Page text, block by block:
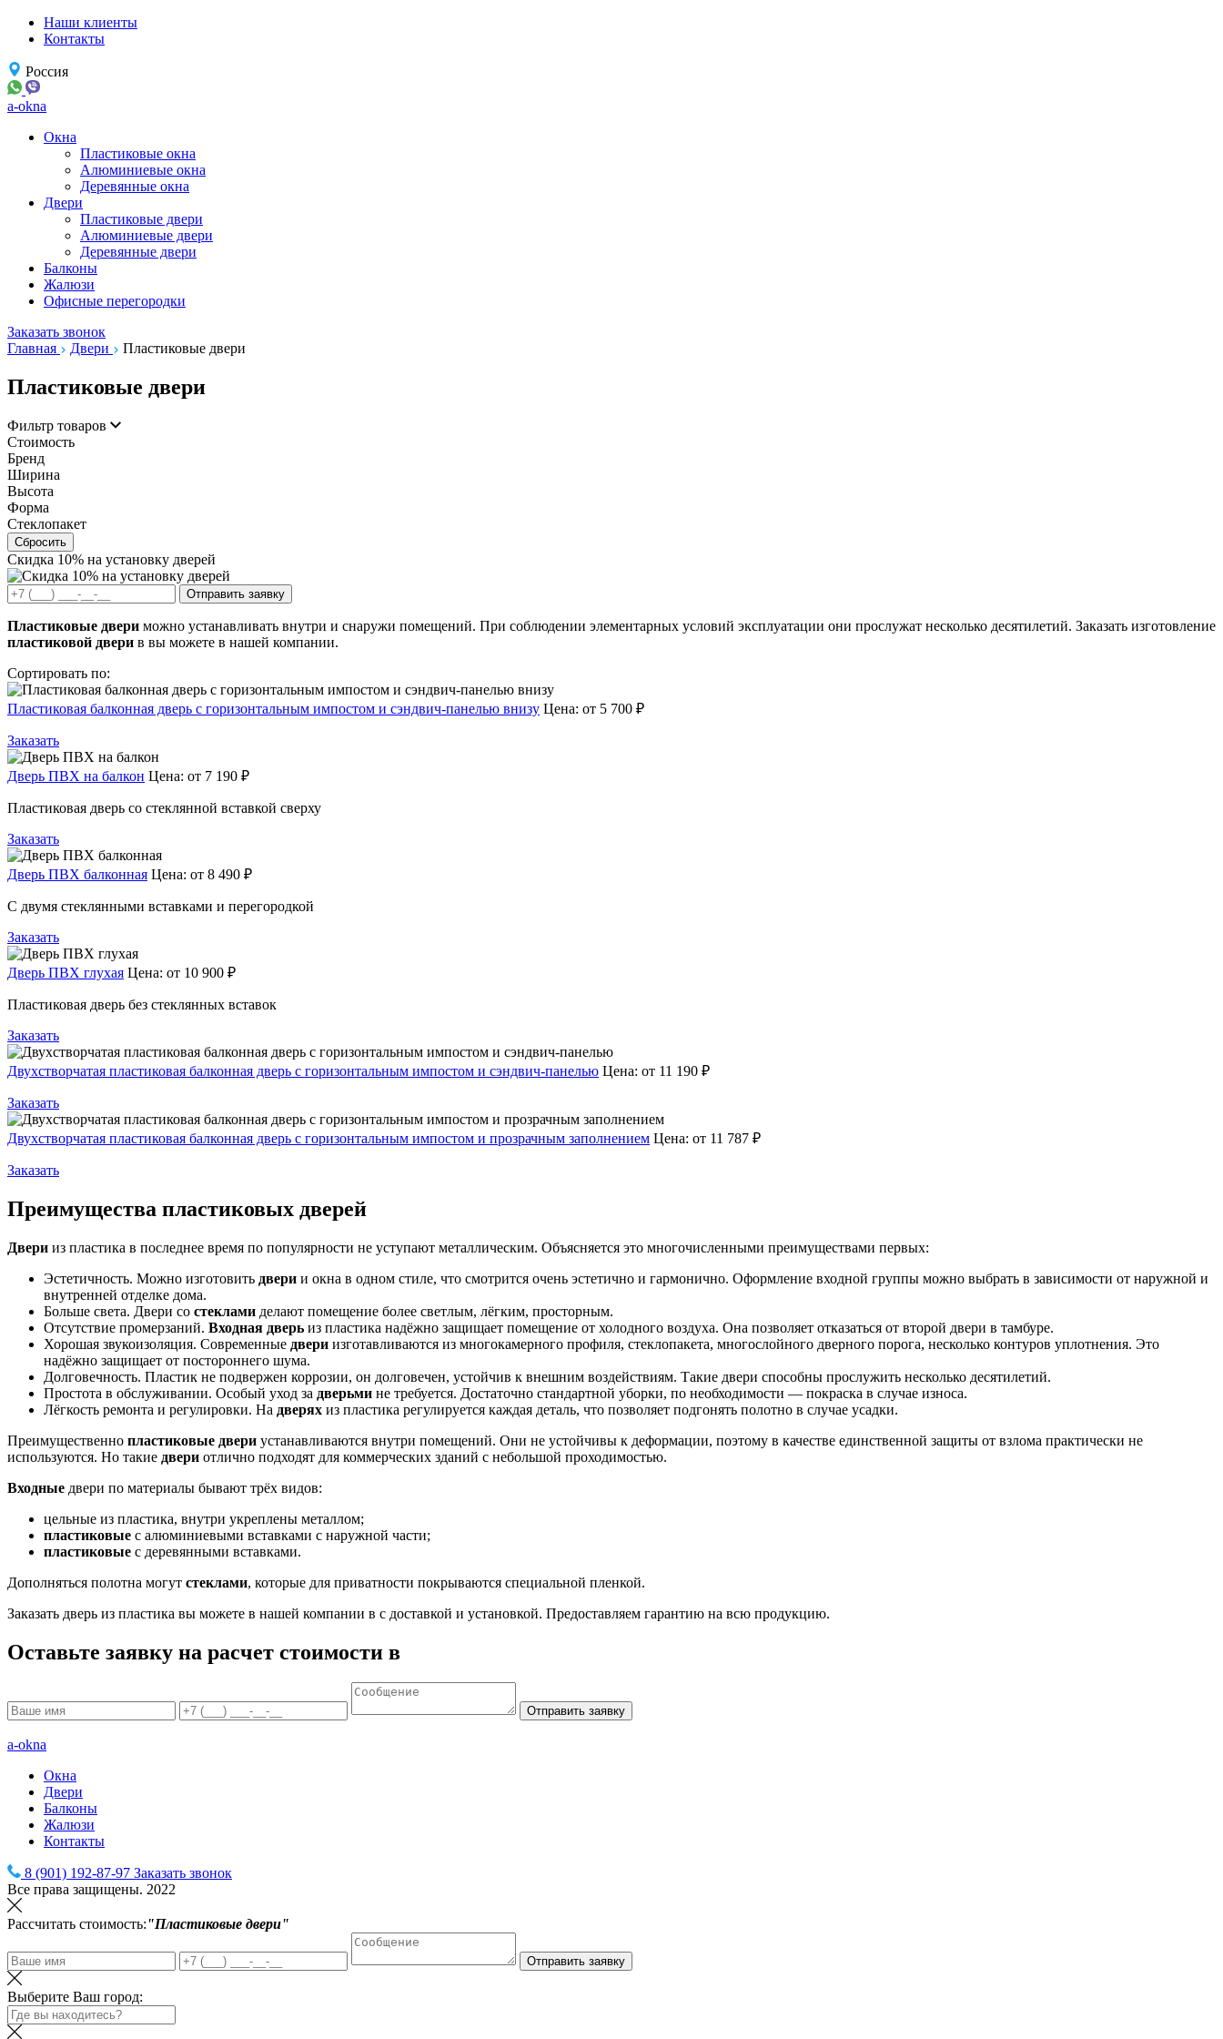
Наши клиенты
Контакты
Россия
a-okna
Окна
Пластиковые окна
Алюминиевые окна
Деревянные окна
Двери
Пластиковые двери
Алюминиевые двери
Деревянные двери
Балконы
Жалюзи
Офисные перегородки
Заказать звонок
Главная
Двери Пластиковые двери
Пластиковые двери
Фильтр товаров
Стоимость
Бренд
Ширина
Высота
Форма
Стеклопакет
Сбросить
Скидка 10% на установку дверей
Отправить заявку
Пластиковые двери можно устанавливать внутри и снаружи помещений. При соблюдении элементарных условий эксплуатации они прослужат несколько десятилетий. Заказать изготовление
пластиковой двери в вы можете в нашей компании.
Сортировать по:
Пластиковая балконная дверь с горизонтальным импостом и сэндвич-панелью внизу Цена: от 5 700 ₽
Заказать
Дверь ПВХ на балкон Цена: от 7 190 ₽
Пластиковая дверь со стеклянной вставкой сверху
Заказать
Дверь ПВХ балконная Цена: от 8 490 ₽
С двумя стеклянными вставками и перегородкой
Заказать
Дверь ПВХ глухая Цена: от 10 900 ₽
Пластиковая дверь без стеклянных вставок
Заказать
Двухстворчатая пластиковая балконная дверь с горизонтальным импостом и сэндвич-панелью Цена: от 11 190 ₽
Заказать
Двухстворчатая пластиковая балконная дверь с горизонтальным импостом и прозрачным заполнением Цена: от 11 787 ₽
Заказать
Преимущества пластиковых дверей
Двери из пластика в последнее время по популярности не уступают металлическим. Объясняется это многочисленными преимуществами первых:
Эстетичность. Можно изготовить двери и окна в одном стиле, что смотрится очень эстетично и гармонично. Оформление входной группы можно выбрать в зависимости от наружной и
внутренней отделке дома.
Больше света. Двери со стеклами делают помещение более светлым, лёгким, просторным.
Отсутствие промерзаний. Входная дверь из пластика надёжно защищает помещение от холодного воздуха. Она позволяет отказаться от второй двери в тамбуре.
Хорошая звукоизоляция. Современные двери изготавливаются из многокамерного профиля, стеклопакета, многослойного дверного порога, несколько контуров уплотнения. Это
надёжно защищает от постороннего шума.
Долговечность. Пластик не подвержен коррозии, он долговечен, устойчив к внешним воздействиям. Такие двери способны прослужить несколько десятилетий.
Простота в обслуживании. Особый уход за дверьми не требуется. Достаточно стандартной уборки, по необходимости — покраска в случае износа.
Лёгкость ремонта и регулировки. На дверях из пластика регулируется каждая деталь, что позволяет подгонять полотно в случае усадки.
Преимущественно пластиковые двери устанавливаются внутри помещений. Они не устойчивы к деформации, поэтому в качестве единственной защиты от взлома практически не
используются. Но такие двери отлично подходят для коммерческих зданий с небольшой проходимостью.
Входные двери по материалы бывают трёх видов:
цельные из пластика, внутри укреплены металлом;
пластиковые с алюминиевыми вставками с наружной части;
пластиковые с деревянными вставками.
Дополняться полотна могут стеклами, которые для приватности покрываются специальной пленкой.
Заказать дверь из пластика вы можете в нашей компании в с доставкой и установкой. Предоставляем гарантию на всю продукцию.
Оставьте заявку на расчет стоимости в
Отправить заявку
a-okna
Окна
Двери
Балконы
Жалюзи
Контакты
8 (901) 192-87-97 Заказать звонок
Все права защищены. 2022
Рассчитать стоимость:"Пластиковые двери"
Отправить заявку
Выберите Ваш город: